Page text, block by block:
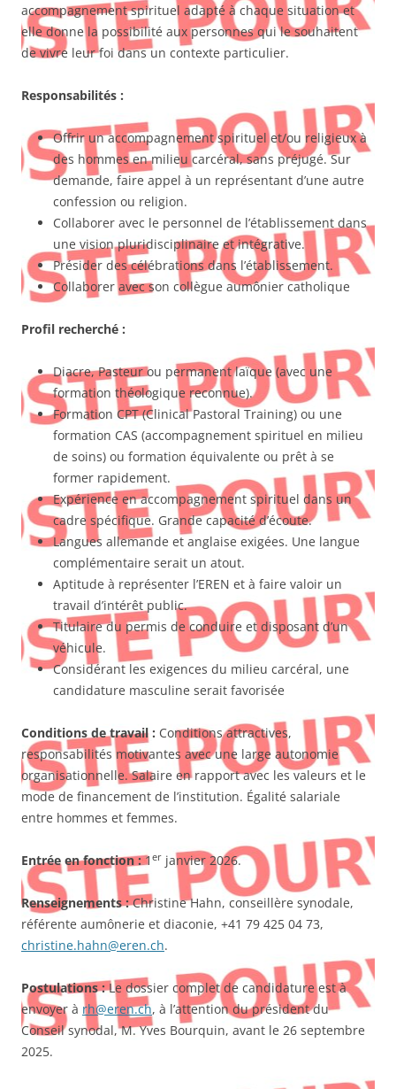
accompagnement spirituel adapté à chaque situation et
elle donne la possibilité aux personnes qui le souhaitent
de vivre leur foi dans un contexte particulier.
Responsabilités :
Offrir un accompagnement spirituel et/ou religieux à
des hommes en milieu carcéral, sans préjugé. Sur
demande, faire appel à un représentant d’une autre
confession ou religion.
Collaborer avec le personnel de l’établissement dans
une vision pluridisciplinaire et intégrative.
Présider des célébrations dans l’établissement.
Collaborer avec son collègue aumônier catholique
Profil recherché :
Diacre, Pasteur ou permanent laïque (avec une
formation théologique reconnue).
Formation CPT (Clinical Pastoral Training) ou une
formation CAS (accompagnement spirituel en milieu
de soins) ou formation équivalente ou prêt à se
former rapidement.
Expérience en accompagnement spirituel dans un
cadre spécifique. Grande capacité d’écoute.
Langues allemande et anglaise exigées. Une langue
complémentaire serait un atout.
Aptitude à représenter l’EREN et à faire valoir un
travail d’intérêt public.
Titulaire du permis de conduire et disposant d’un
véhicule.
Considérant les exigences du milieu carcéral, une
candidature masculine serait favorisée
Conditions de travail : Conditions attractives,
responsabilités motivantes avec une large autonomie
organisationnelle. Salaire en rapport avec les valeurs et le
mode de financement de l’institution. Égalité salariale
entre hommes et femmes.
Entrée en fonction :1 er janvier 2026.
Renseignements :Christine Hahn, conseillère synodale,
référente aumônerie et diaconie, +41 79 425 04 73,
christine.hahn@eren.ch.
Postulations :Le dossier complet de candidature est à
envoyer à rh@eren.ch, à l’attention du président du
Conseil synodal, M. Yves Bourquin, avant le 26 septembre
2025.